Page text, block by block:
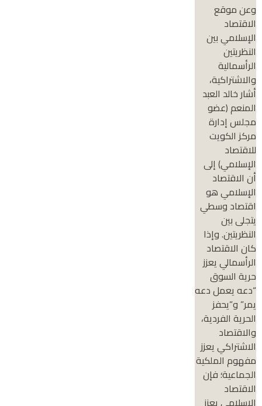
وعن موقع
الاقتصاد
الإسلامي بين
النظريتين
الرأسمالية
والاشتراكية،
أشار خالد العبد
المنعم (عضو
مجلس إدارة
مركز الكويت
للاقتصاد
الإسلامي) إلى
أن الاقتصاد
الإسلامي هو
اقتصاد وسطي
يتجلى بين
النظريتين. وإذا
كان الاقتصاد
الرأسمالي يعزز
حرية السوق
“دعه يعمل دعه
يمر” و”يحفز
الحرية الفردية،
والاقتصاد
الاشتراكي يعزز
مفهوم الملكية
الجماعية؛ فإن
الاقتصاد